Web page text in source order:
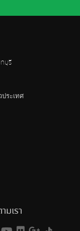
บุรี
ระเทศ
มเรา